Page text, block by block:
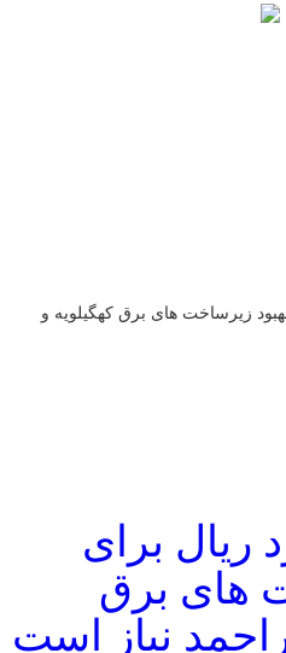
بهبود زیرساخت های برق کهگیلویه و
ریال برای
های برق
نیاز است